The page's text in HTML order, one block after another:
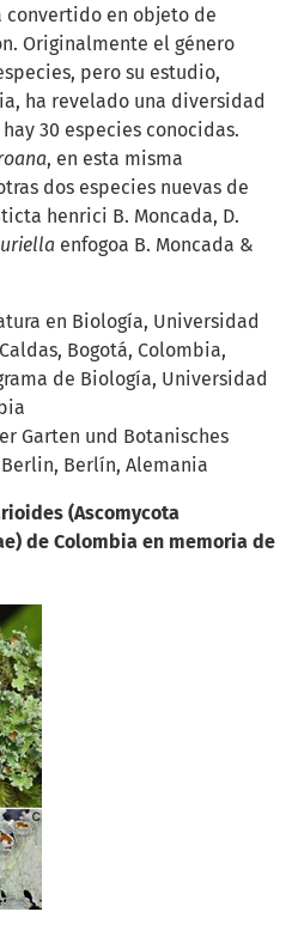
en objeto de
Originalmente el género
pero su estudio,
ha revelado una diversidad
30 especies conocidas.
, en esta misma
dos especies nuevas de
henrici B. Moncada, D.
enfogoa B. Moncada &
en Biología, Universidad
Bogotá, Colombia,
de Biología, Universidad
Garten und Botanisches
Berlín, Alemania
(Ascomycota
de Colombia en memoria de